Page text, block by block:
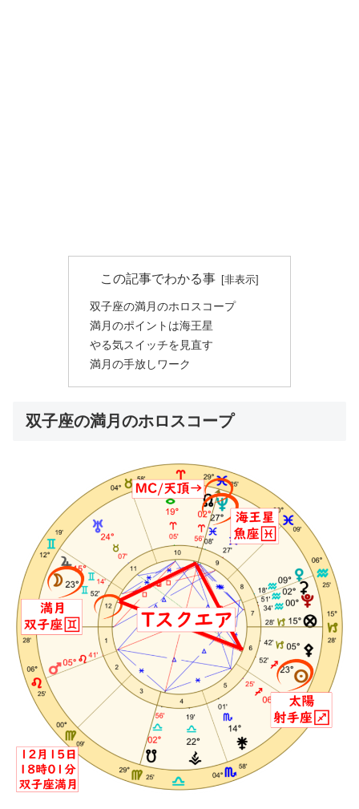
この記事でわかる事
双子座の満月のホロスコープ
満月のポイントは海王星
やる気スイッチを見直す
満月の手放しワーク
双子座の満月のホロスコープ